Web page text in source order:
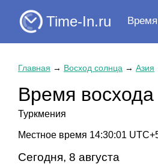
Time-In.ru Время
Главная → Восход солнца → Азия
Время
Туркмения
Местное время 14:30:01
Сегодня, 8 августа